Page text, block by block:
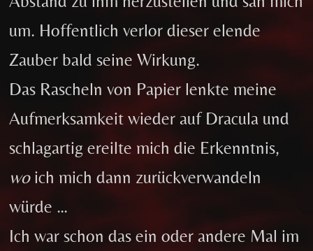
um. Hoffentlich verlor dieser elende
Zauber bald seine Wirkung.
Das Rascheln von Papier lenkte meine
Aufmerksamkeit wieder auf Dracula und
schlagartig ereilte mich die Erkenntnis,
wo ich mich dann zurückverwandeln
würde …
Ich war schon das ein oder andere Mal im